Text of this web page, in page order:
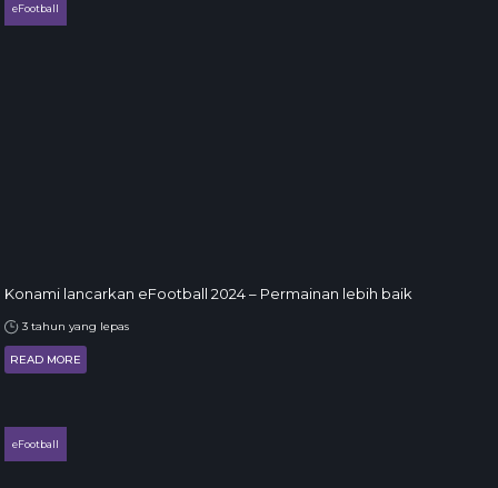
eFootball
Konami lancarkan eFootball 2024 – Permainan lebih baik
3 tahun yang lepas
READ MORE
eFootball